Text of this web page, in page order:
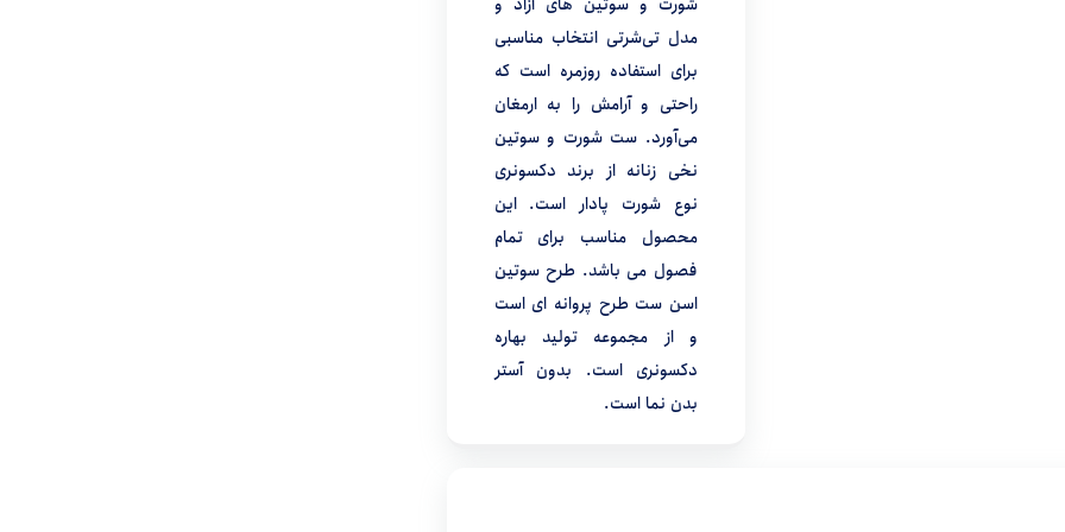
مدل تی‌شرتی انتخاب مناسبی
برای استفاده روزمره است که
راحتی و آرامش را به ارمغان
می‌آورد. ست شورت و سوتین
نخی زنانه از برند دکسونری
نوع شورت پادار است. این
محصول مناسب برای تمام
فصول می باشد. طرح سوتین
اسن ست طرح پروانه ای است
و از مجموعه تولید بهاره
دکسونری است. بدون آستر
بدن نما است.